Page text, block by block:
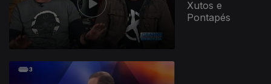
Xutos e
Pontapés
383910